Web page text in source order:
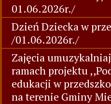
01.06.2026r./
Dzień Dziecka w
/01.06.2026r./
Zajęcia
ramach projektu
edukacji w
na terenie Gminy